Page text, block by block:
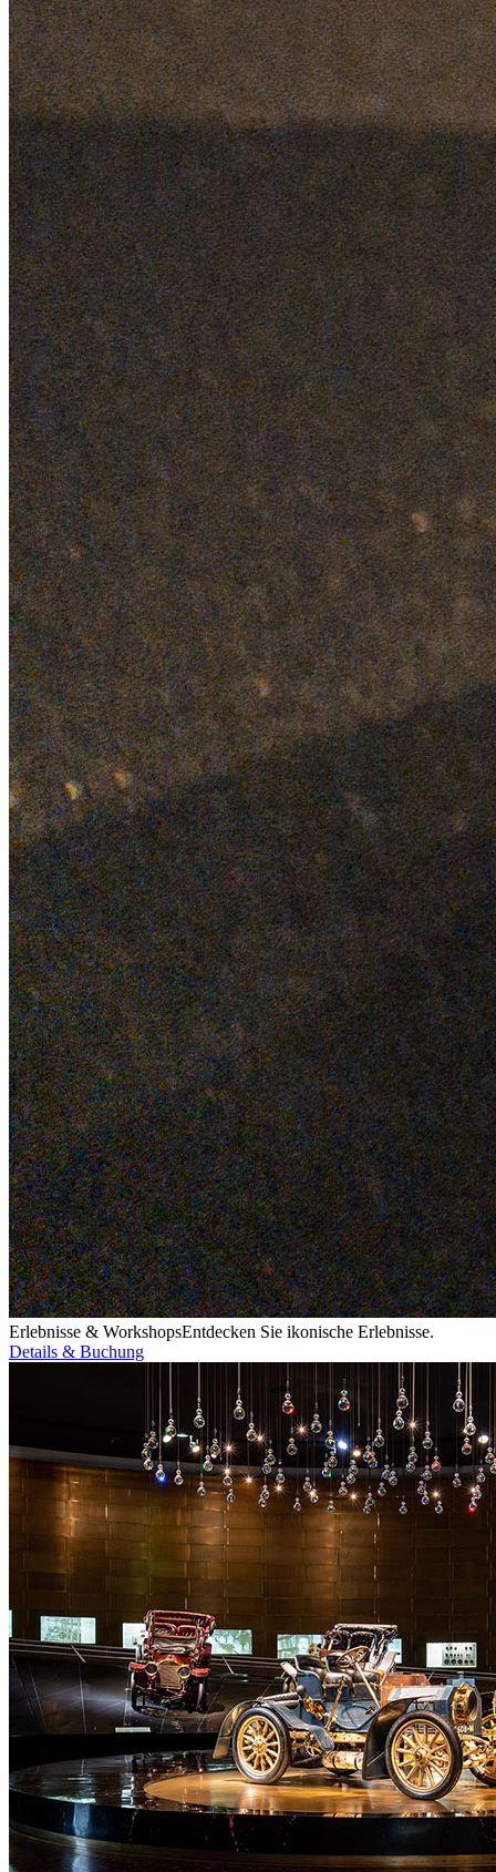
Erlebnisse & WorkshopsEntdecken Sie ikonische Erlebnisse.
Details & Buchung